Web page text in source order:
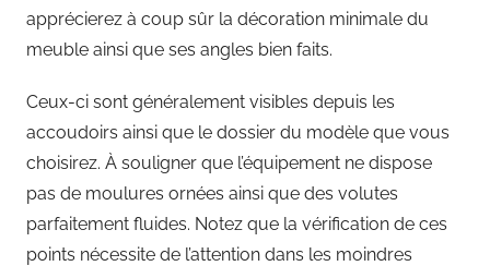
apprécierez à coup sûr la décoration minimale du
meuble ainsi que ses angles bien faits.
Ceux-ci sont généralement visibles depuis les
accoudoirs ainsi que le dossier du modèle que vous
choisirez. À souligner que l’équipement ne dispose
pas de moulures ornées ainsi que des volutes
parfaitement fluides. Notez que la vérification de ces
points nécessite de l’attention dans les moindres